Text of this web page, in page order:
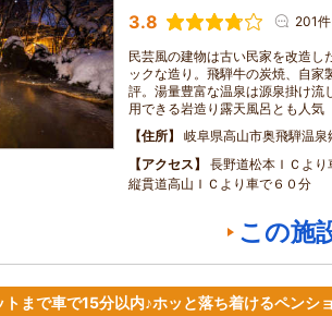
3.8 201件
民芸風の建物は古い民家を改造し
ックな造り。飛騨牛の炭焼、自家
評。湯量豊富な温泉は源泉掛け流
用できる岩造り露天風呂とも人気
住所
岐阜県高山市奥飛騨温泉
アクセス
長野道松本ＩＣよ
縦貫道高山ＩＣより車で６０分
この施
まで車で15分以内♪ホッと落ち着けるペンシ